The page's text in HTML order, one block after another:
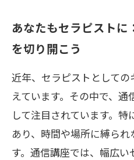
あなたもセラピストに
を切り開こう
近年、セラピストとして
えています。その中で、
して注目されています。
あり、時間や場所に縛ら
す。通信講座では、幅広